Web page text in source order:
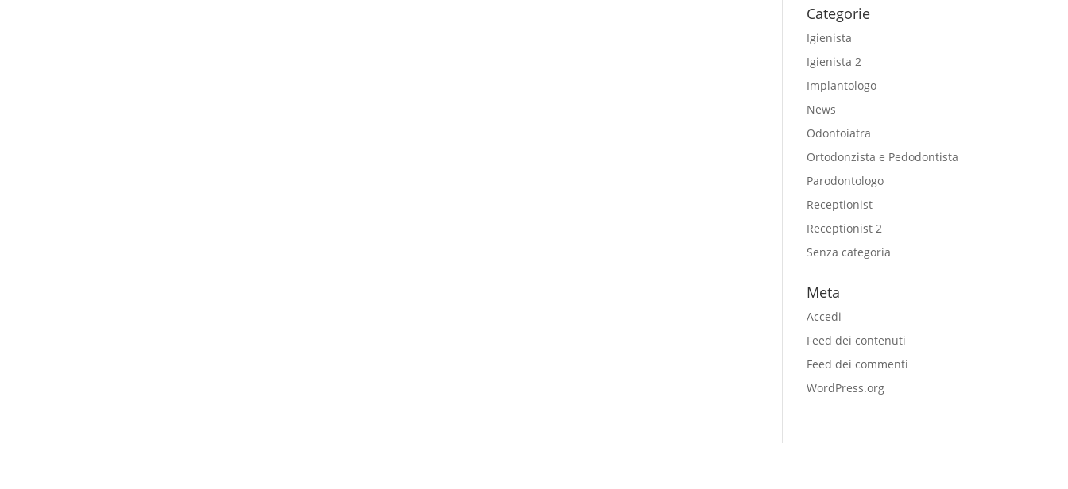
Categorie
Igienista
Igienista 2
Implantologo
News
Odontoiatra
Ortodonzista e Pedodontista
Parodontologo
Receptionist
Receptionist 2
Senza categoria
Meta
Accedi
Feed dei contenuti
Feed dei commenti
WordPress.org